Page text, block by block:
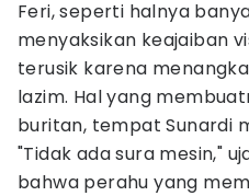
Feri, seperti halnya
menyaksikan keajaiban
terusik karena
lazim. Hal yang
buritan, tempat Sunardi
"Tidak ada sura mesin,"
bahwa perahu yang